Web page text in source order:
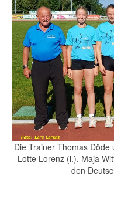
Die Trainer Thomas
Lotte Lorenz (l.), Maja
den